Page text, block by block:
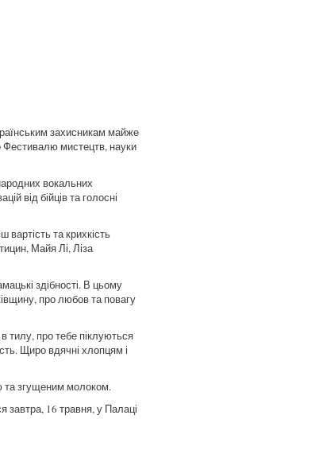
захисникам майже
Фестивалю мистецтв, науки
вокальних
від бійців та голосні
та крихкість
Майя Лі, Ліза
здібності. В цьому
про любов та повагу
тилу, про тебе піклуються
Щиро вдячні хлопцям і
та згущеним молоком.
16 травня, у Палаці